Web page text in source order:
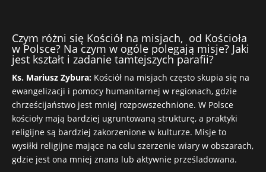
Czym różni się Kościół na misjach, od Kościoła
w Polsce? Na czym w ogóle polegają misje? Jaki
jest kształt i zadanie tamtejszych parafii?
Ks. Mariusz Zybura: Kościół na misjach często skupia się na
ewangelizacji i pomocy humanitarnej w regionach, gdzie
chrześcijaństwo jest mniej rozpowszechnione. W Polsce
kościoły mają bardziej ugruntowaną strukturę, a praktyki
religijne są bardziej zakorzenione w kulturze. Misje to
wysiłki religijne mające na celu szerzenie wiary w obszarach,
gdzie jest ona mniej znana lub aktywnie prześladowana.